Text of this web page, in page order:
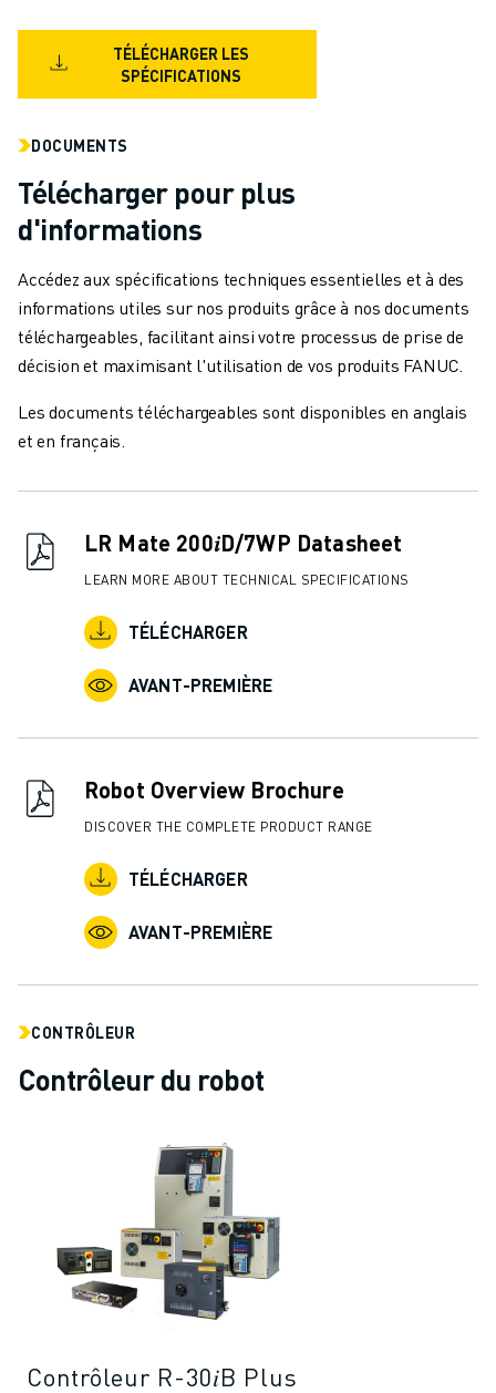
PALETTISATION
SOUDAGE PAR POINTS
TÉMOIGNAGES
SERVICE CLIENTÈLE
SERVICE CLIENTÈLE
FANUC PLANS
TERRAIN ET MAINTENANCE
SUPPORT TECHNIQUE À DISTANCE
PIÈCES DE RECHANGE
OUTILS DE SERVICE NUMÉRIQUE
E-STORE
FANUC ACADEMY
SOLUTIONS POUR LES INDUSTRIES
SOLUTIONS POUR L'ÉDUCATION
WORLDSKILLS ET JEUNES TALENTS
ÉVÉNEMENTS ÉDUCATIFS
ACTUALITÉS ET MÉDIAS
ACTUALITÉS ET MÉDIAS
EVÉNEMENTS
A PROPOS DE FANUC
A PROPOS DE FANUC
CONTACT
LOCALISATION DES SITES
TÉLÉCHARGER LES
SPÉCIFICATIONS
DOCUMENTS
Télécharger pour plus
d'informations
Accédez aux spécifications techniques essentielles et à des
informations utiles sur nos produits grâce à nos documents
téléchargeables, facilitant ainsi votre processus de prise de
décision et maximisant l'utilisation de vos produits FANUC.
Les documents téléchargeables sont disponibles en anglais
et en français.
LR Mate 200𝑖D/7WP Datasheet
LEARN MORE ABOUT TECHNICAL SPECIFICATIONS
TÉLÉCHARGER
AVANT-PREMIÈRE
Robot Overview Brochure
DISCOVER THE COMPLETE PRODUCT RANGE
TÉLÉCHARGER
AVANT-PREMIÈRE
CONTRÔLEUR
Contrôleur du robot
Contrôleur R-30𝑖B Plus